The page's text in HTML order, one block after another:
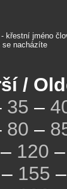
křestní jméno
se nacházíte
/
35 –
80 –
– 120 –
– 155 –